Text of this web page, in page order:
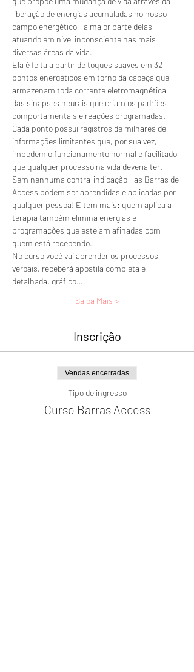
liberação de energias acumuladas no nosso
campo energético - a maior parte delas
atuando em nível inconsciente nas mais
diversas áreas da vida.
Ela é feita a partir de toques suaves em 32
pontos energéticos em torno da cabeça que
armazenam toda corrente eletromagnética
das sinapses neurais que criam os padrões
comportamentais e reações programadas.
Cada ponto possui registros de milhares de
informações limitantes que, por sua vez,
impedem o funcionamento normal e facilitado
que qualquer processo na vida deveria ter.
Sem nenhuma contra-indicação - as Barras de
Access podem ser aprendidas e aplicadas por
qualquer pessoa! E tem mais: quem aplica a
terapia também elimina energias e
programações que estejam afinadas com
quem está recebendo.
No curso você vai aprender os processos
verbais, receberá apostila completa e
detalhada, gráfico…
Saiba Mais >
Inscrição
Vendas encerradas
Tipo de ingresso
Curso Barras Access